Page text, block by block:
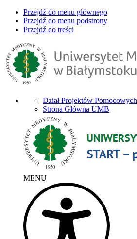
Przejdź do menu głównego
Przejdź do menu podstrony
Przejdź do treści
Dział Projektów Pomocowych
Strona Główna UMB
MENU